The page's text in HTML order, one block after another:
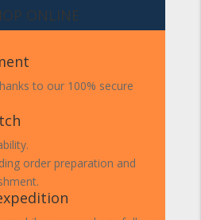
ONLINE
to our 100% secure
order preparation and